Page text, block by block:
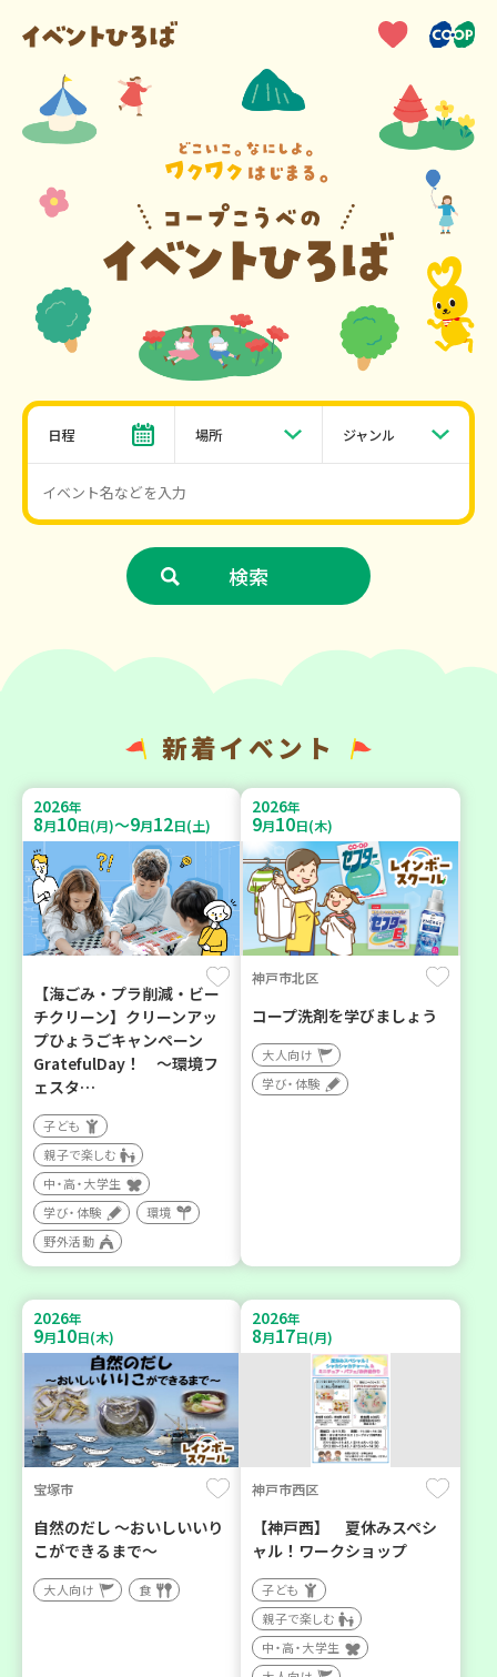
日程 場所 ジャンル
新着イベント
2026年
8月10日(月)～9月12日(土)
【海ごみ・プラ削減・ビー
チクリーン】クリーンアッ
プひょうごキャンペーン
GratefulDay！ ～環境フ
ェスタ…
子ども
親子で楽しむ
中・高・大学生
学び・体験
環境
野外活動
2026年
9月10日(木)
神戸市北区
コープ洗剤を学びましょう
大人向け
学び・体験
2026年
9月10日(木)
宝塚市
自然のだし ～おいしいいり
こができるまで～
大人向け 食
2026年
8月17日(月)
神戸市西区
【神戸西】 夏休みスペシ
ャル！ワークショップ
子ども
親子で楽しむ
中・高・大学生